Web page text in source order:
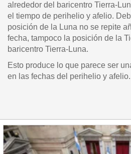
alrededor del baricentro Tierra-
el tiempo de perihelio y afelio.
posición de la Luna no se repite
fecha, tampoco la posición de la
baricentro Tierra-Luna.
Esto produce lo que parece ser
en las fechas del perihelio y afelio.